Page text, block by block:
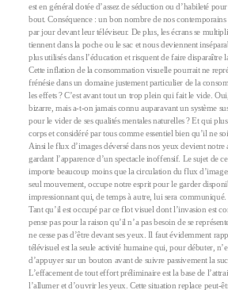
est en général dotée d’assez de séduction ou d’habileté
bout. Conséquence : un bon nombre de nos contemporains
par jour devant leur téléviseur. De plus, les écrans se
tiennent dans la poche ou le sac et nous deviennent
plus utilisés dans l’éducation et risquent de faire disparaître
Cette inflation de la consommation visuelle pourrait ne
frénésie dans un domaine justement particulier de la
les effets ? C’est avant tout un trop plein qui fait le vide.
bizarre, mais a-t-on jamais connu auparavant un système
pour le vider de ses qualités mentales naturelles ? Et qui
corps et considéré par tous comme essentiel bien qu’il ne
Ainsi le flux d’images déversé dans nos yeux devient
gardant l’apparence d’un spectacle inoffensif. Le sujet de
importe beaucoup moins que la circulation du flux
seul mouvement, occupe notre esprit pour le garder
impressionnant qui, de temps à autre, lui sera communiqué.
Tant qu’il est occupé par ce flot visuel dont l’invasion est
pense pas pour la raison qu’il n’a pas besoin de se
ne cesse pas d’être devant ses yeux. Il faut évidemment
télévisuel est la seule activité humaine qui, pour débuter,
d’appuyer sur un bouton avant de suivre passivement la
L’effacement de tout effort préliminaire est la base de
l’allumer et d’ouvrir les yeux. Cette situation replace peut-